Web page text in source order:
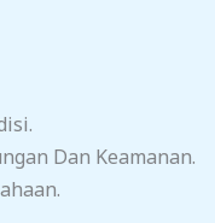
Dan Keamanan.